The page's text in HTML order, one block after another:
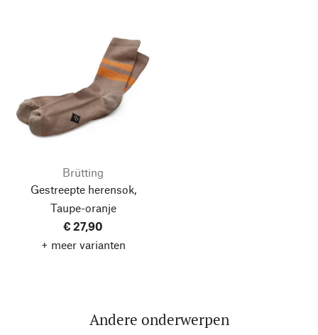
Brütting
Gestreepte herensok,
Taupe-oranje
€ 27,90
+ meer varianten
Andere onderwerpen